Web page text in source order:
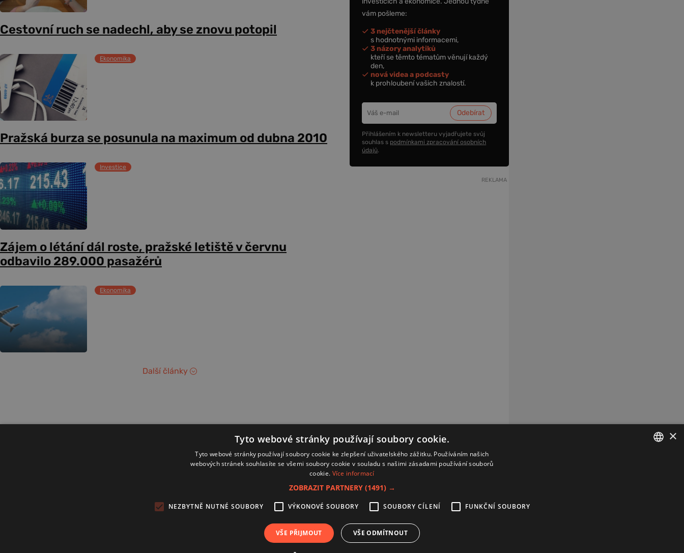
Cestovní ruch se nadechl, aby se znovu potopil
Ekonomika
Pražská burza se posunula na maximum od dubna 2010
Investice
Zájem o létání dál roste, pražské letiště v červnu
odbavilo 289.000 pasažérů
Ekonomika
Další články
vám pošleme:
3 nejčtenější články
s hodnotnými informacemi,
3 názory analytiků
kteří se těmto tématům věnují každý
den,
nová videa a podcasty
k prohloubení vašich znalostí.
Přihlášením k newsletteru vyjadřujete svůj
souhlas s podmínkami zpracování osobních
údajů.
REKLAMA
Kontakt
Zásady používání souborů cookies
Zpracování osobních údajů
×
Tyto webové stránky používají soubory cookie.
Tyto webové stránky používají soubory cookie ke zlepšení uživatelského zážitku. Používáním našich
webových stránek souhlasíte se všemi soubory cookie v souladu s našimi zásadami používání souborů
cookie. Více informací
ZOBRAZIT PARTNERY (1491) →
NEZBYTNĚ NUTNÉ SOUBORY VÝKONOVÉ SOUBORY SOUBORY CÍLENÍ FUNKČNÍ SOUBORY
VŠE PŘIJMOUT VŠE ODMÍTNOUT